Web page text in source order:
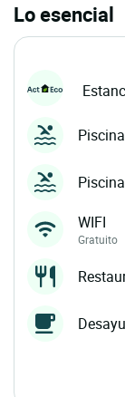
Lo esencial
WIFI
Gratuito